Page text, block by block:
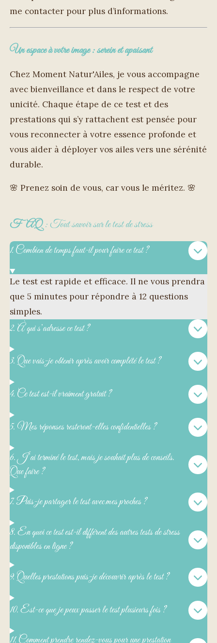
me contacter pour plus d’informations.
Un espace à votre image : serein et apaisant
Chez Moment Natur'Ailes, je vous accompagne
avec bienveillance et dans le respect de votre
unicité. Chaque étape de ce test et des
prestations qui s’y rattachent est pensée pour
vous reconnecter à votre essence profonde et
vous aider à déployer vos ailes vers une sérénité
durable.
🌸 Prenez soin de vous, car vous le méritez. 🌸
FAQ: Tout savoir sur le test de stress
1. Combien de temps faut-il pour faire ce test ?
Le test est rapide et efficace. Il ne vous prendra
que 5 minutes pour répondre à 12 questions
simples.
2. À qui s’adresse ce test ?
3. Que vais-je obtenir après avoir complété le test ?
4. Ce test est-il vraiment gratuit ?
5. Mes réponses resteront-elles confidentielles ?
6. J’ai terminé le test, mais je souhait plus de conseils.
Que faire ?
7. Puis-je partager le test avec mes proches ?
8. En quoi ce test est-il différent des autres tests de stress
disponibles en ligne ?
9. Quelles prestations puis-je découvrir après le test ?
10. Est-ce que je peux passer le test plusieurs fois ?
11. Comment prendre rendez-vous pour une prestation